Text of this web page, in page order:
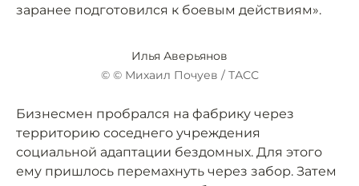
заранее подготовился к боевым действиям».
Илья Аверьянов
© © Михаил Почуев / ТАСС
Бизнесмен пробрался на фабрику через
территорию соседнего учреждения
социальной адаптации бездомных. Для этого
ему пришлось перемахнуть через забор. Затем